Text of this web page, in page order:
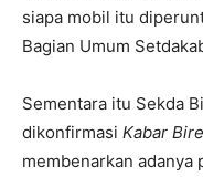
siapa mobil itu
Bagian Umum
Sementara itu Sekda
dikonfirmasi Kabar
membenarkan adanya